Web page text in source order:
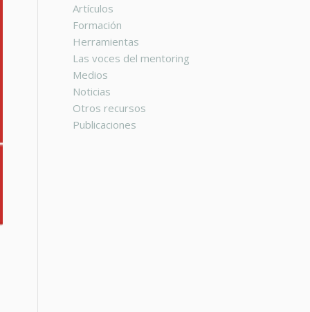
Artículos
Formación
Herramientas
Las voces del mentoring
Medios
Noticias
Otros recursos
Publicaciones